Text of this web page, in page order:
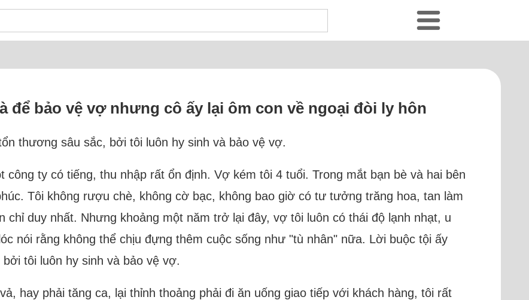
để bảo vệ vợ nhưng cô ấy lại ôm con về ngoại đòi ly hôn
thương sâu sắc, bởi tôi luôn hy sinh và bảo vệ vợ.
công ty có tiếng, thu nhập rất ổn định. Vợ kém tôi 4 tuổi. Trong mắt bạn bè và hai bên
Tôi không rượu chè, không cờ bạc, không bao giờ có tư tưởng trăng hoa, tan làm
chỉ duy nhất. Nhưng khoảng một năm trở lại đây, vợ tôi luôn có thái độ lạnh nhạt, u
nói rằng không thể chịu đựng thêm cuộc sống như "tù nhân" nữa. Lời buộc tội ấy
tôi luôn hy sinh và bảo vệ vợ.
hay phải tăng ca, lại thỉnh thoảng phải đi ăn uống giao tiếp với khách hàng, tôi rất